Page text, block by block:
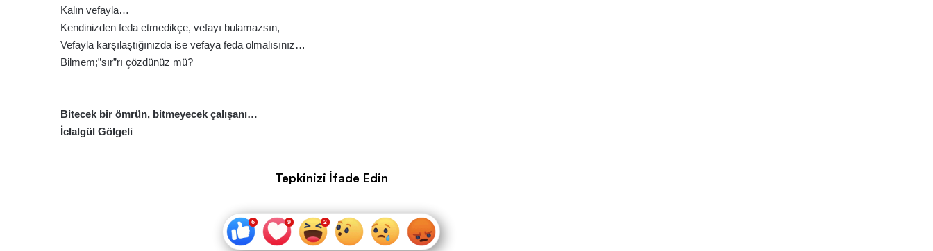
Kalın vefayla…
Kendinizden feda etmedikçe, vefayı bulamazsın,
Vefayla karşılaştığınızda ise vefaya feda olmalısınız…
Bilmem;”sır”rı çözdünüz mü?
Bitecek bir ömrün, bitmeyecek çalışanı…
İclalgül Gölgeli
Tepkinizi İfade Edin